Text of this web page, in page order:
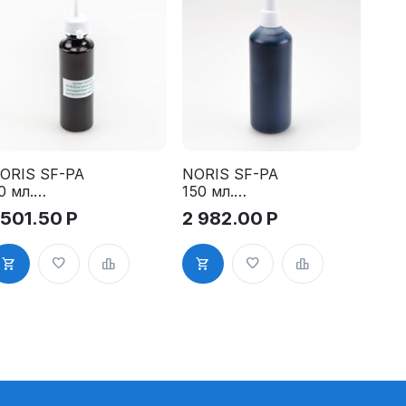
SF-PA
мл.
для
видов
и
501.50 Р
NORIS SF-PA
150 мл.
Краска для
всех видов
бумаг и
картонов,
быстросохну
2 982.00 Р